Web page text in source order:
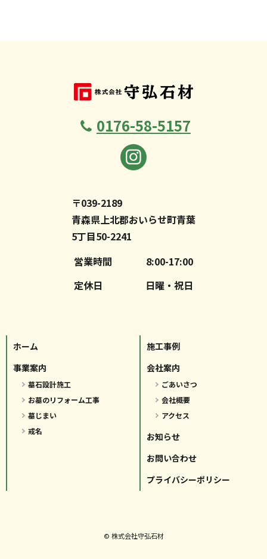
0176-58-5157
〒039-2189
青森県上北郡おいらせ町青葉
5丁目50-2241
営業時間
8:00-17:00
定休日
日曜・祝日
ホーム
事業案内
墓石設計施工
お墓のリフォーム工事
墓じまい
戒名
施工事例
会社案内
ごあいさつ
会社概要
アクセス
お知らせ
お問い合わせ
プライバシーポリシー
© 株式会社守弘石材